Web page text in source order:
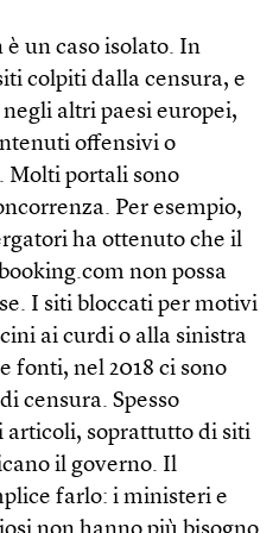
un caso isolato. In
colpiti dalla censura, e
altri paesi europei,
offensivi o
Molti portali sono
Per esempio,
ha ottenuto che il
non possa
I siti bloccati per motivi
ai curdi o alla sinistra
fonti, nel 2018 ci sono
censura. Spesso
articoli, soprattutto di siti
il governo. Il
farlo: i ministeri e